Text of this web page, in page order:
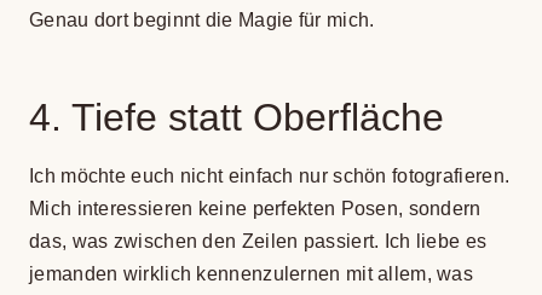
Genau dort beginnt die Magie für mich.
4. Tiefe statt Ober­flä­che
Ich möchte euch nicht ein­fach nur schön foto­gra­fie­ren.
Mich inter­es­sie­ren keine per­fek­ten Posen, son­dern
das, was zwi­schen den Zei­len pas­siert. Ich liebe es
jeman­den wirk­lich ken­nen­zu­ler­nen mit allem, was